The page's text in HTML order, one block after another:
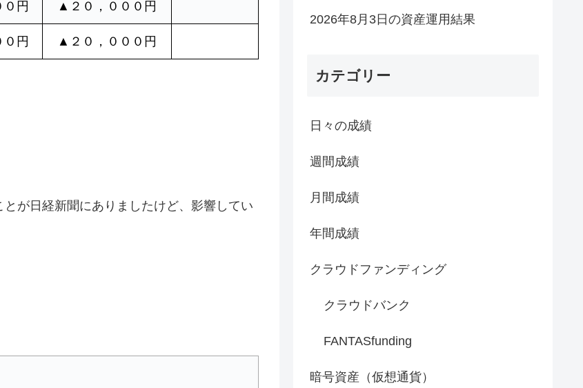
円 ▲２０，０００円
円 ▲２０，０００円
が日経新聞にありましたけど、影響してい
2026年8月3日の資産運用結果
カテゴリー
日々の成績
週間成績
月間成績
年間成績
クラウドファンディング
クラウドバンク
FANTASfunding
暗号資産（仮想通貨）